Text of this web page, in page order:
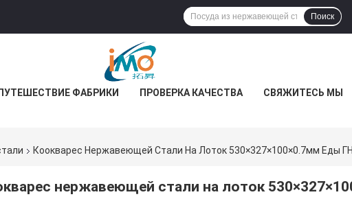
Поиск
ПУТЕШЕСТВИЕ ФАБРИКИ ПРОВЕРКА КАЧЕСТВА СВЯЖИТЕСЬ МЫ
Коокварес Нержавеющей Стали На Лоток 530×327×100×0.7мм Еды
нержавеющей стали на лоток